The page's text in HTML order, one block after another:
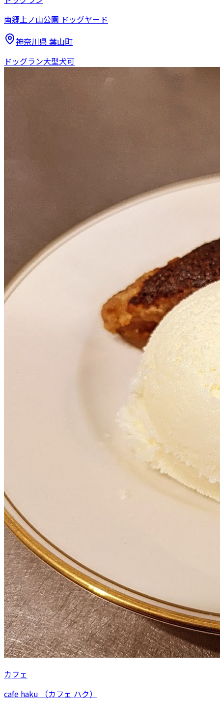
南郷上ノ山公園 ドッグヤード
神奈川県 葉山町
ドッグラン大型犬可
カフェ
cafe haku （カフェ ハク）